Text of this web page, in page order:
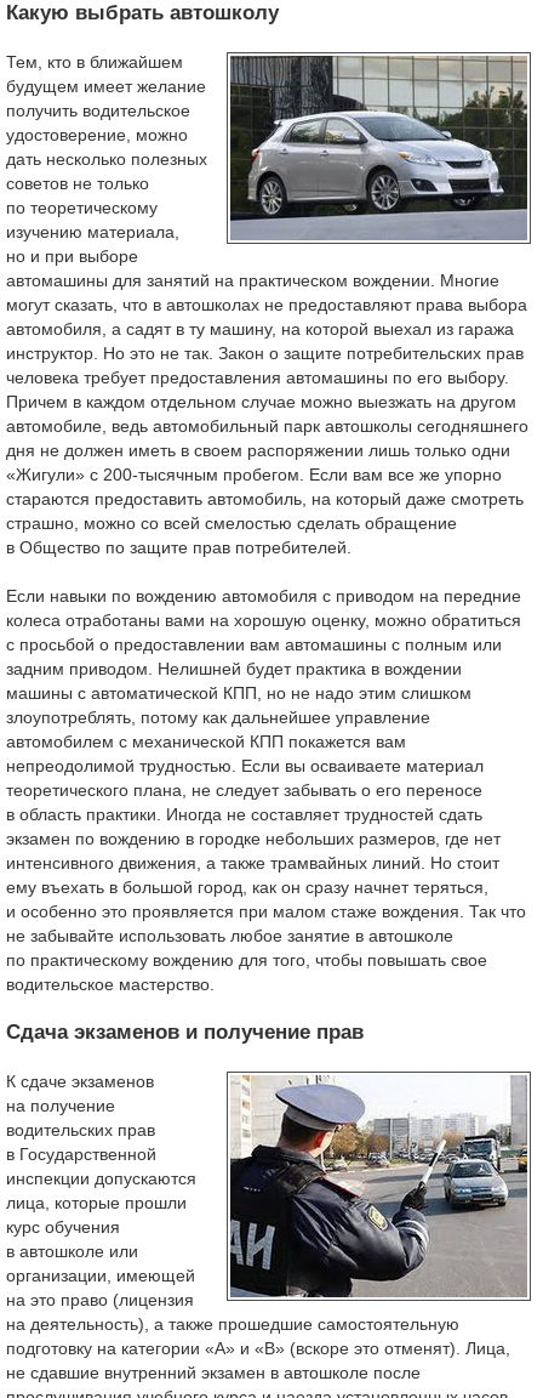
Какую выбрать автошколу
Тем, кто в ближайшем
будущем имеет желание
получить водительское
удостоверение, можно
дать несколько полезных
советов не только
по теоретическому
изучению материала,
но и при выборе
автомашины для занятий на практическом вождении. Многие
могут сказать, что в автошколах не предоставляют права выбора
автомобиля, а садят в ту машину, на которой выехал из гаража
инструктор. Но это не так. Закон о защите потребительских прав
человека требует предоставления автомашины по его выбору.
Причем в каждом отдельном случае можно выезжать на другом
автомобиле, ведь автомобильный парк автошколы сегодняшнего
дня не должен иметь в своем распоряжении лишь только одни
«Жигули» с 200-тысячным пробегом. Если вам все же упорно
стараются предоставить автомобиль, на который даже смотреть
страшно, можно со всей смелостью сделать обращение
в Общество по защите прав потребителей.
Если навыки по вождению автомобиля с приводом на передние
колеса отработаны вами на хорошую оценку, можно обратиться
с просьбой о предоставлении вам автомашины с полным или
задним приводом. Нелишней будет практика в вождении
машины с автоматической КПП, но не надо этим слишком
злоупотреблять, потому как дальнейшее управление
автомобилем с механической КПП покажется вам
непреодолимой трудностью. Если вы осваиваете материал
теоретического плана, не следует забывать о его переносе
в область практики. Иногда не составляет трудностей сдать
экзамен по вождению в городке небольших размеров, где нет
интенсивного движения, а также трамвайных линий. Но стоит
ему въехать в большой город, как он сразу начнет теряться,
и особенно это проявляется при малом стаже вождения. Так что
не забывайте использовать любое занятие в автошколе
по практическому вождению для того, чтобы повышать свое
водительское мастерство.
Сдача экзаменов и получение прав
К сдаче экзаменов
на получение
водительских прав
в Государственной
инспекции допускаются
лица, которые прошли
курс обучения
в автошколе или
организации, имеющей
на это право (лицензия
на деятельность), а также прошедшие самостоятельную
подготовку на категории «А» и «В» (вскоре это отменят). Лица,
не сдавшие внутренний экзамен в автошколе после